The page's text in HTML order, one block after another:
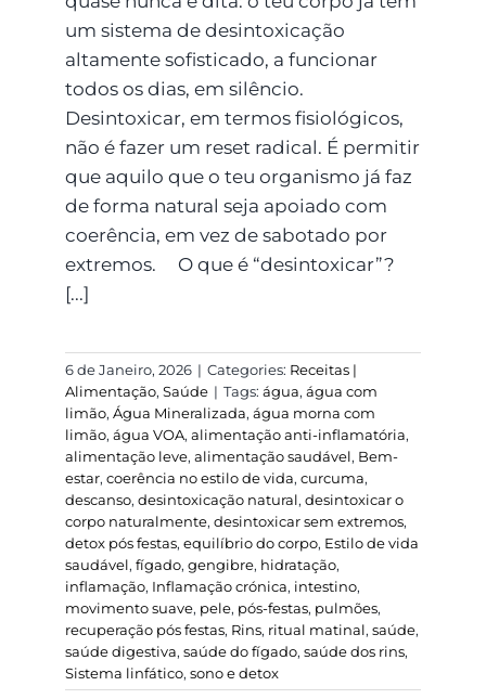
um sistema de desintoxicação
altamente sofisticado, a funcionar
todos os dias, em silêncio.
Desintoxicar, em termos fisiológicos,
não é fazer um reset radical. É permitir
que aquilo que o teu organismo já faz
de forma natural seja apoiado com
coerência, em vez de sabotado por
extremos. O que é “desintoxicar”?
[...]
6 de Janeiro, 2026 | Categories: Receitas |
Alimentação, Saúde | Tags: água, água com
limão, Água Mineralizada, água morna com
limão, água VOA, alimentação anti-inflamatória,
alimentação leve, alimentação saudável, Bem-
estar, coerência no estilo de vida, curcuma,
descanso, desintoxicação natural, desintoxicar o
corpo naturalmente, desintoxicar sem extremos,
detox pós festas, equilíbrio do corpo, Estilo de vida
saudável, fígado, gengibre, hidratação,
inflamação, Inflamação crónica, intestino,
movimento suave, pele, pós-festas, pulmões,
recuperação pós festas, Rins, ritual matinal, saúde,
saúde digestiva, saúde do fígado, saúde dos rins,
Sistema linfático, sono e detox